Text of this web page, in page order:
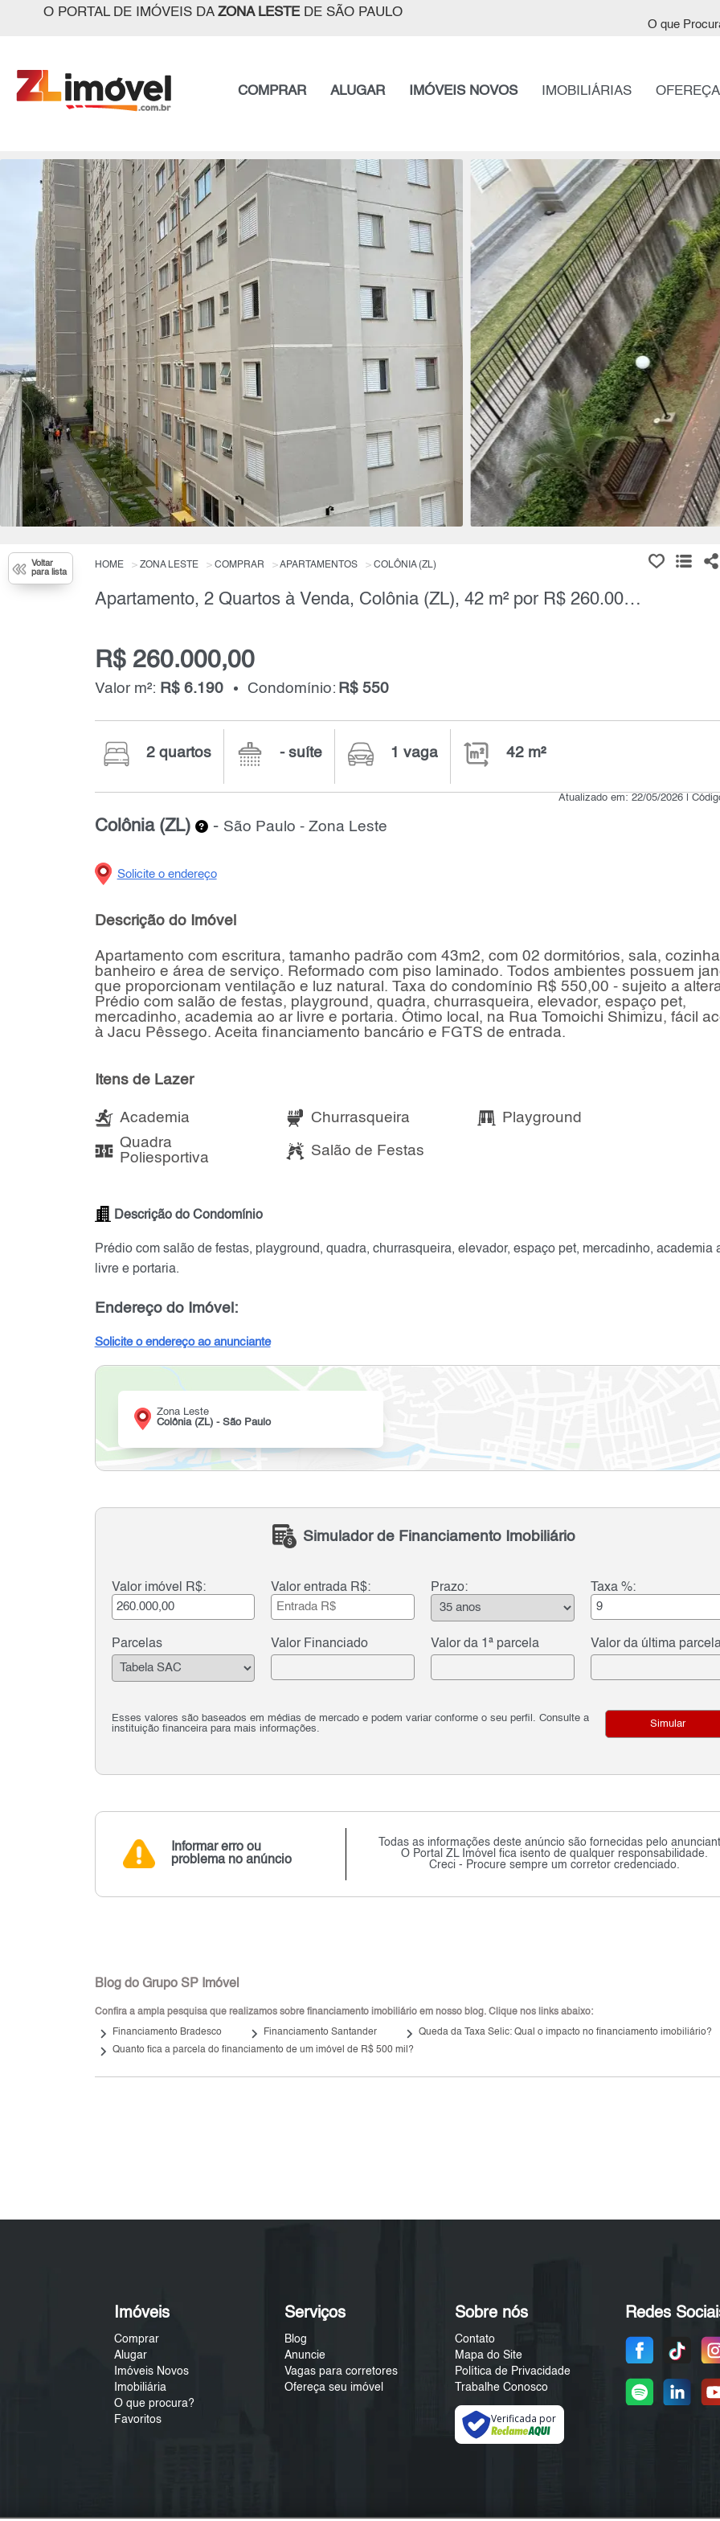
O PORTAL DE IMÓVEIS DA ZONA LESTEDE SÃO PAULO
O que
COMPRAR ALUGAR IMÓVEIS NOVOS IMOBILIÁRIAS
Voltar
para lista
HOME ZONA LESTE COMPRAR APARTAMENTOS COLÔNIA (ZL)
Apartamento, 2 Quartos à Venda, Colônia (ZL), 42 m² por R$ 260.000,00
R$ 260.000,00
Valor m²: R$ 6.190 Condomínio: R$ 550
2 quartos - suíte 1 vaga 42 m²
Atualizado em: 22/05/2026 |
Colônia (ZL) - São Paulo - Zona Leste
Solicite o endereço
Descrição do Imóvel
Apartamento com escritura, tamanho padrão com 43m2, com 02 dormitórios, sala,
banheiro e área de serviço. Reformado com piso laminado. Todos ambientes possuem
que proporcionam ventilação e luz natural. Taxa do condomínio R$ 550,00 - sujeito a
Prédio com salão de festas, playground, quadra, churrasqueira, elevador, espaço pet,
mercadinho, academia ao ar livre e portaria. Ótimo local, na Rua Tomoichi Shimizu, fácil
à Jacu Pêssego. Aceita financiamento bancário e FGTS de entrada.
Itens de Lazer
Academia Churrasqueira
Playground
Quadra
Poliesportiva
Salão de Festas
Descrição do Condomínio
Prédio com salão de festas, playground, quadra, churrasqueira, elevador, espaço pet, mercadinho, academia
livre e portaria.
Endereço do Imóvel:
Solicite o endereço ao anunciante
Zona Leste
Colônia (ZL) - São Paulo
Simulador de Financiamento Imobiliário
Valor imóvel R$: Valor entrada R$: Prazo: Taxa %:
Parcelas Valor Financiado Valor da 1ª parcela Valor da última
Esses valores são baseados em médias de mercado e podem variar conforme o seu perfil. Consulte a
instituição financeira para mais informações.
Simular
Informar erro ou
problema no anúncio
Todas as informações deste anúncio são fornecidas pelo
O Portal ZL Imóvel fica isento de qualquer responsabilidade.
Creci - Procure sempre um corretor credenciado.
Blog do Grupo SP Imóvel
Confira a ampla pesquisa que realizamos sobre financiamento imobiliário em nosso blog. Clique nos links abaixo:
keyboard_arrow_right Financiamento Bradesco keyboard_arrow_right Financiamento Santander keyboard_arrow_right Queda da Taxa Selic: Qual o impacto no financiamento imobiliário?
keyboard_arrow_right Quanto fica a parcela do financiamento de um imóvel de R$ 500 mil?
Imóveis
Comprar
Alugar
Imóveis Novos
Imobiliária
O que procura?
Favoritos
Serviços
Blog
Anuncie
Vagas para corretores
Ofereça seu imóvel
Sobre nós
Contato
Mapa do Site
Política de Privacidade
Trabalhe Conosco
Verificada por
Redes